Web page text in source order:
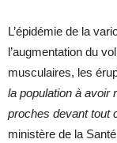
L’épidémie de la
l’augmentation du
musculaires, les
la population à avoir
proches devant tout
ministère de la